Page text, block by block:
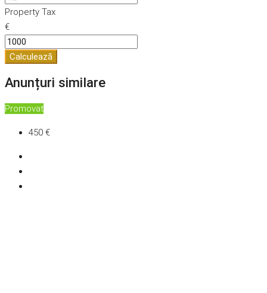
Property Tax
€
Calculează
Anunțuri similare
Promovat
450 €